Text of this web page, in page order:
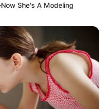
del departamento de
INCAUTACIÓN DE DROGA
Pareja fue sorprendida
con decenas de dosis de
droga en Tolú, Sucre
She's A Modeling